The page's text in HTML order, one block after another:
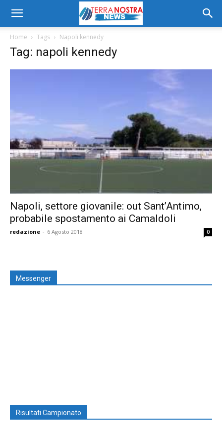
Home Tags Napoli kennedy
Tag: napoli kennedy
Napoli, settore giovanile: out Sant’Antimo,
probabile spostamento ai Camaldoli
redazione - 6 Agosto 2018 0
Messenger
Risultati Campionato